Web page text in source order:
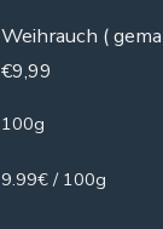
Weihrauch (
€9,99
100g
9.99€ / 100g